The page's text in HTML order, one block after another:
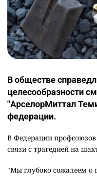
В обществе
целесообразности
"АрселорМиттал
федерации.
В Федерации профсоюзов
связи с трагедией на
"Мы глубоко сожалеем о